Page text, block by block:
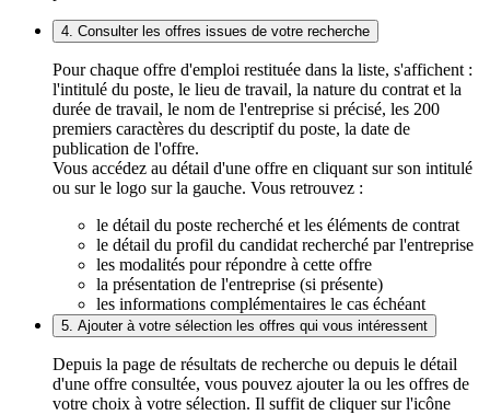
4. Consulter les offres issues de votre recherche
Pour chaque offre d'emploi restituée dans la liste, s'affichent :
l'intitulé du poste, le lieu de travail, la nature du contrat et la
durée de travail, le nom de l'entreprise si précisé, les 200
premiers caractères du descriptif du poste, la date de
publication de l'offre.
Vous accédez au détail d'une offre en cliquant sur son intitulé
ou sur le logo sur la gauche. Vous retrouvez :
le détail du poste recherché et les éléments de contrat
le détail du profil du candidat recherché par l'entreprise
les modalités pour répondre à cette offre
la présentation de l'entreprise (si présente)
les informations complémentaires le cas échéant
5. Ajouter à votre sélection les offres qui vous intéressent
Depuis la page de résultats de recherche ou depuis le détail
d'une offre consultée, vous pouvez ajouter la ou les offres de
votre choix à votre sélection. Il suffit de cliquer sur l'icône